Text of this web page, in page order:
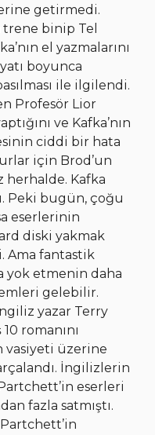
getirmedi.
trene binip Tel
el yazmalarını
boyunca
ile ilgilendi.
Profesör Lior
ve Kafka’nın
ciddi bir hata
için Brod’un
herhalde. Kafka
Peki bugün, çoğu
eserlerinin
diski yakmak
Ama fantastik
yok etmenin daha
gelebilir.
yazar Terry
romanını
vasiyeti üzerine
İngilizlerin
eserleri
fazla satmıştı.